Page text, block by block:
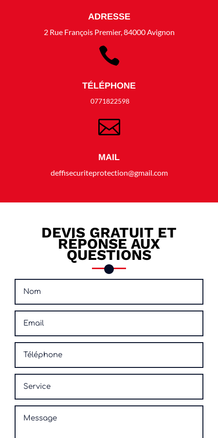
ADRESSE
2 Rue François Premier, 84000 Avignon

TÉLÉPHONE
0771822598

MAIL
deffisecuriteprotection@gmail.com
DEVIS GRATUIT ET
RÉPONSE AUX
QUESTIONS